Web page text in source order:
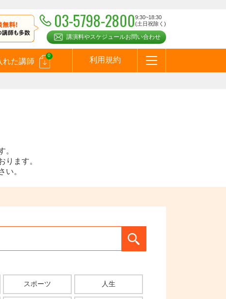
03-5798-28009:30~18:30
(土日祝除く)
講演料やスケジュールお問い合わせ
れた講師
0
利用規約
。
ります。
い。
スポーツ 人生